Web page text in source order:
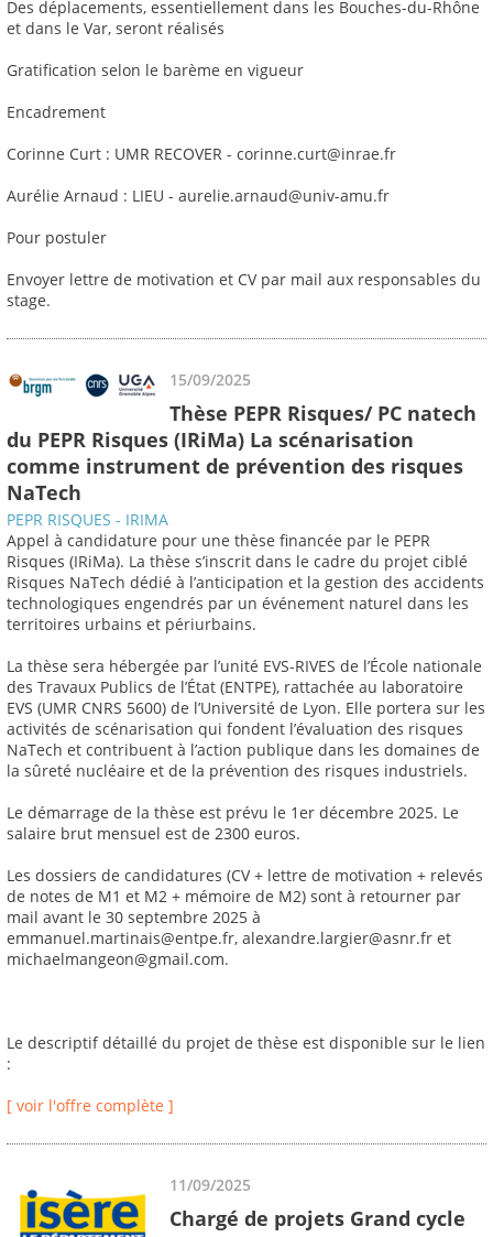
Des déplacements, essentiellement dans les Bouches-du-Rhône
et dans le Var, seront réalisés
Gratification selon le barème en vigueur
Encadrement
Corinne Curt : UMR RECOVER - corinne.curt@inrae.fr
Aurélie Arnaud : LIEU - aurelie.arnaud@univ-amu.fr
Pour postuler
Envoyer lettre de motivation et CV par mail aux responsables du
stage.
15/09/2025
Thèse PEPR Risques/ PC natech
du PEPR Risques (IRiMa) La scénarisation
comme instrument de prévention des risques
NaTech
PEPR RISQUES - IRIMA
Appel à candidature pour une thèse financée par le PEPR
Risques (IRiMa). La thèse s’inscrit dans le cadre du projet ciblé
Risques NaTech dédié à l’anticipation et la gestion des accidents
technologiques engendrés par un événement naturel dans les
territoires urbains et périurbains.
La thèse sera hébergée par l’unité EVS-RIVES de l’École nationale
des Travaux Publics de l’État (ENTPE), rattachée au laboratoire
EVS (UMR CNRS 5600) de l’Université de Lyon. Elle portera sur les
activités de scénarisation qui fondent l’évaluation des risques
NaTech et contribuent à l’action publique dans les domaines de
la sûreté nucléaire et de la prévention des risques industriels.
Le démarrage de la thèse est prévu le 1er décembre 2025. Le
salaire brut mensuel est de 2300 euros.
Les dossiers de candidatures (CV + lettre de motivation + relevés
de notes de M1 et M2 + mémoire de M2) sont à retourner par
mail avant le 30 septembre 2025 à
emmanuel.martinais@entpe.fr, alexandre.largier@asnr.fr et
michaelmangeon@gmail.com.
Le descriptif détaillé du projet de thèse est disponible sur le lien
:
[ voir l'offre complète ]
11/09/2025
Chargé de projets Grand cycle